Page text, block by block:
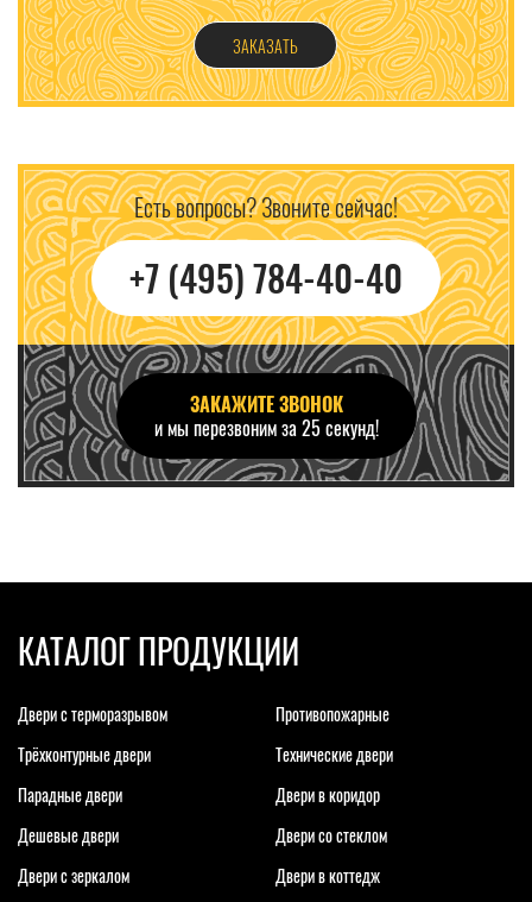
ЗАКАЗАТЬ
Есть вопросы? Звоните сейчас!
+7 (495) 784-40-40
ЗАКАЖИТЕ ЗВОНОК
и мы перезвоним за 25 секунд!
КАТАЛОГ ПРОДУКЦИИ
Двери с терморазрывом
Противопожарные
Трёхконтурные двери
Технические двери
Парадные двери
Двери в коридор
Дешевые двери
Двери со стеклом
Двери с зеркалом
Двери в коттедж